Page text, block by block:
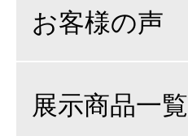
お客様の声
展示商品一覧